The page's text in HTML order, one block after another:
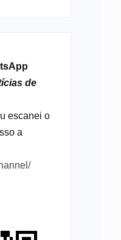
de
escanei o
a